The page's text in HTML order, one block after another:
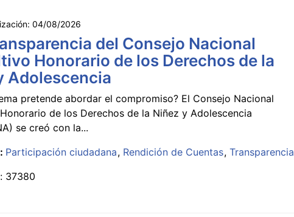
04/08/2026
del Consejo Nacional
Honorario de los Derechos de la
Adolescencia
pretende abordar el compromiso? El Consejo Nacional
de los Derechos de la Niñez y Adolescencia
se creó con la...
Participación ciudadana Rendición de Cuentas Transparencia
37380